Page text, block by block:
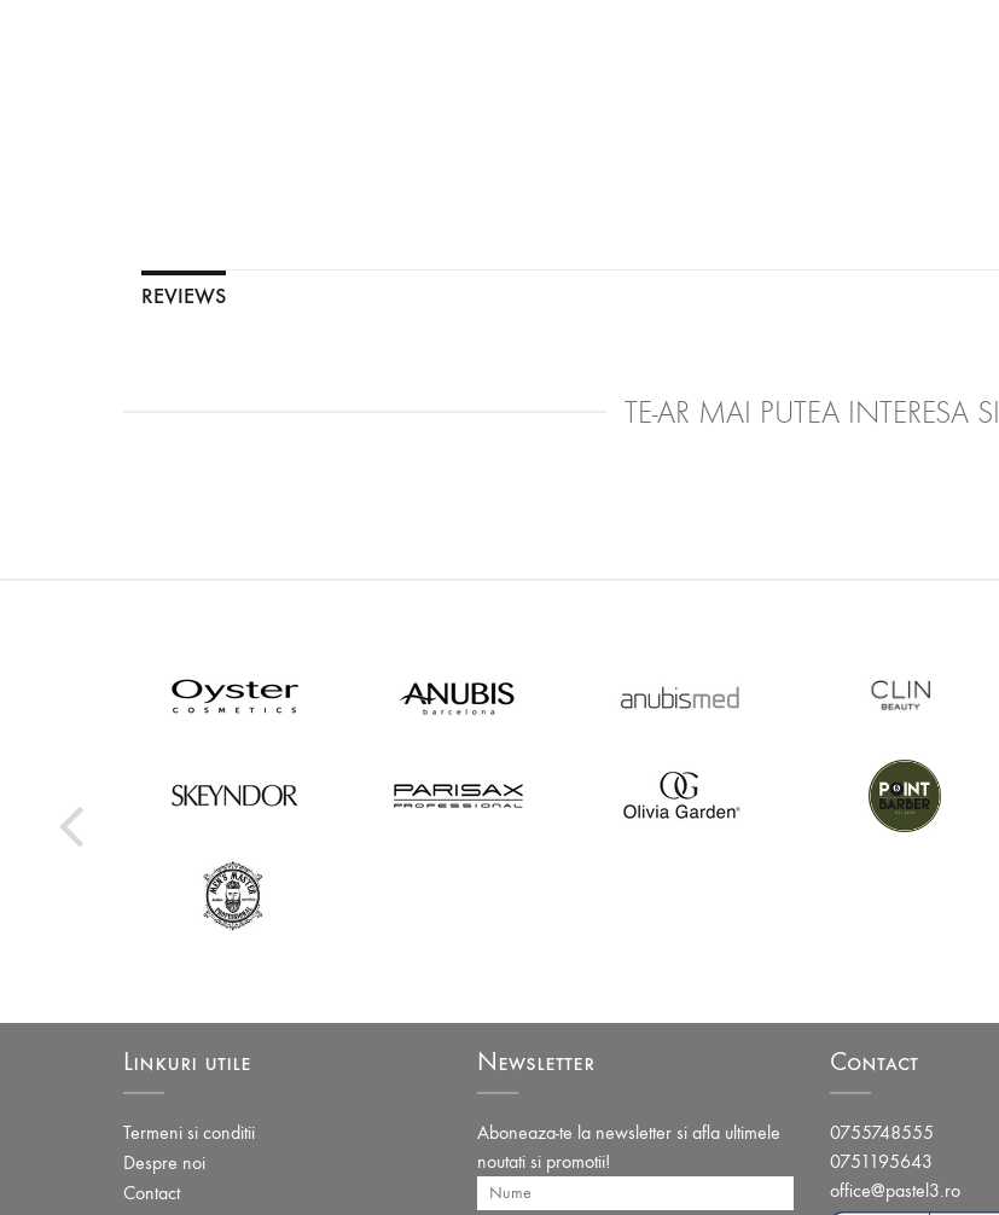
REVIEWS
TE-AR MAI PUTEA INTERESA SI
Linkuri utile
Termeni si conditii
Despre noi
Contact
Newsletter
Aboneaza-te la newsletter si afla ultimele
noutati si promotii!
Contact
0755748555
0751195643
office@pastel3.ro